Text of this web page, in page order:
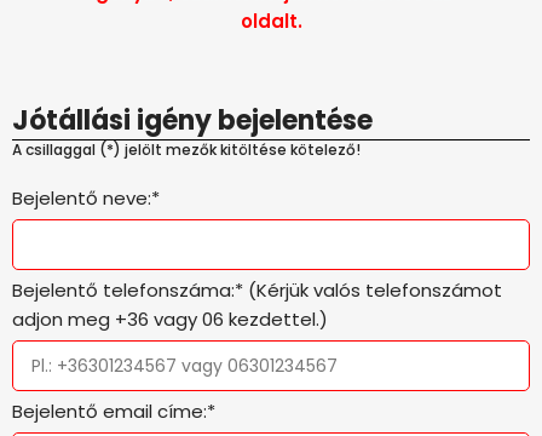
oldalt.
Jótállási igény bejelentése
A csillaggal (*) jelölt mezők kitöltése kötelező!
Bejelentő neve:*
Bejelentő telefonszáma:* (Kérjük valós telefonszámot
adjon meg +36 vagy 06 kezdettel.)
Bejelentő email címe:*